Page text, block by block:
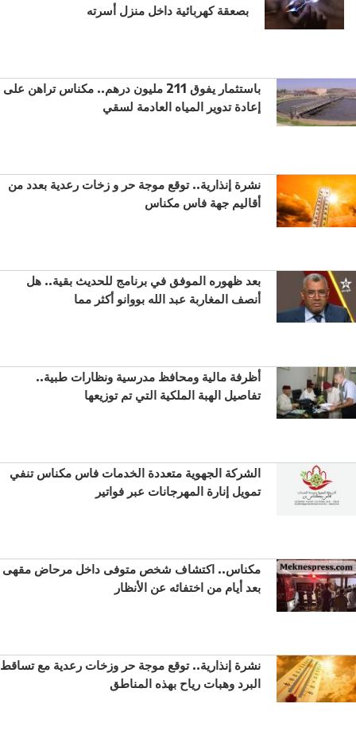
بصعقة كهربائية داخل منزل أسرته
باستثمار يفوق 211 مليون درهم.. مكناس تراهن على
إعادة تدوير المياه العادمة لسقي
نشرة إنذارية.. توقع موجة حر و زخات رعدية بعدد من
أقاليم جهة فاس مكناس
بعد ظهوره الموفق في برنامج للحديث بقية.. هل
أنصف المغاربة عبد الله بووانو أكثر مما
أظرفة مالية ومحافظ مدرسية ونظارات طبية..
تفاصيل الهبة الملكية التي تم توزيعها
الشركة الجهوية متعددة الخدمات فاس مكناس تنفي
تمويل إنارة المهرجانات عبر فواتير
مكناس.. اكتشاف شخص متوفى داخل مرحاض مقهى
بعد أيام من اختفائه عن الأنظار
نشرة إنذارية.. توقع موجة حر وزخات رعدية مع تساقط
البرد وهبات رياح بهذه المناطق